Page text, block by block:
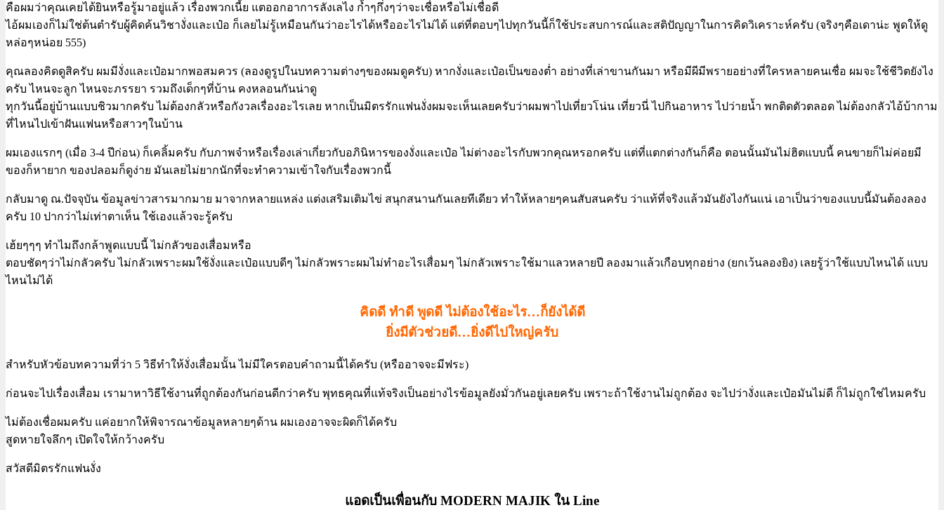
คือผมว่าคุณเคยได้ยินหรือรู้มาอยู่แล้ว เรื่องพวกเนี้ย แตออกอาการลังเลไง ก้ำๆกึ่งๆว่าจะเชื่อหรือไม่เชื่อดี
ไอ้ผมเองก็ไม่ใช่ต้นตำรับผู้คิดค้นวิชางั่งและเป๋อ ก็เลยไม่รู้เหมือนกันว่าอะไรได้หรืออะไรไม่ได้ แต่ที่ตอบๆไปทุกวันนี้ก็ใช้ประสบการณ์และสติปัญญาในการคิดวิเคราะห์ครับ (จริงๆคือเดาน่ะ พูดให้ดู
หล่อๆหน่อย 555)
คุณลองคิดดูสิครับ ผมมีงั่งและเป๋อมากพอสมควร (ลองดูรูปในบทความต่างๆของผมดูครับ) หากงั่งและเป๋อเป็นของต่ำ อย่างที่เล่าขานกันมา หรือมีผีมีพรายอย่างที่ใครหลายคนเชื่อ ผมจะใช้ชีวิตยังไง
ครับ ไหนจะลูก ไหนจะภรรยา รวมถึงเด็กๆที่บ้าน คงหลอนกันน่าดู
ทุกวันนี้อยู่บ้านแบบชิวมากครับ ไม่ต้องกลัวหรือกังวลเรื่องอะไรเลย หากเป็นมิตรรักแฟนงั่งผมจะเห็นเลยครับว่าผมพาไปเที่ยวโน่น เที่ยวนี่ ไปกินอาหาร ไปว่ายน้ำ พกติดตัวตลอด ไม่ต้องกลัวไอ้บ้ากาม
ที่ไหนไปเข้าฝันแฟนหรือสาวๆในบ้าน
ผมเองแรกๆ (เมื่อ 3-4 ปีก่อน) ก็เคลิ้มครับ กับภาพจำหรือเรื่องเล่าเกี่ยวกับอภินิหารของงั่งและเป๋อ ไม่ต่างอะไรกับพวกคุณหรอกครับ แต่ที่แตกต่างกันก็คือ ตอนนั้นมันไม่ฮิตแบบนี้ คนขายก็ไม่ค่อยมี
ของก็หายาก ของปลอมก็ดูง่าย มันเลยไม่ยากนักที่จะทำความเข้าใจกับเรื่องพวกนี้
กลับมาดู ณ.ปัจจุบัน ข้อมูลข่าวสารมากมาย มาจากหลายแหล่ง แต่งเสริมเติมไข่ สนุกสนานกันเลยทีเดียว ทำให้หลายๆคนสับสนครับ ว่าแท้ที่จริงแล้วมันยังไงกันแน่ เอาเป็นว่าของแบบนี้มันต้องลอง
ครับ 10 ปากว่าไม่เท่าตาเห็น ใช้เองแล้วจะรู้ครับ
เฮ้ยๆๆๆ ทำไมถึงกล้าพูดแบบนี้ ไม่กลัวของเสื่อมหรือ
ตอบชัดๆว่าไม่กลัวครับ ไม่กลัวเพราะผมใช้งั่งและเป๋อแบบดีๆ ไม่กลัวพราะผมไม่ทำอะไรเสื่อมๆ ไม่กลัวเพราะใช้มาแลวหลายปี ลองมาแล้วเกือบทุกอย่าง (ยกเว้นลองยิง) เลยรู้ว่าใช้แบบไหนได้ แบบ
ไหนไม่ได้
คิดดี ทำดี พูดดี ไม่ต้องใช้อะไร…ก็ยังได้ดี
ยิ่งมีตัวช่วยดี…ยิ่งดีไปใหญ่ครับ
สำหรับหัวข้อบทความที่ว่า 5 วิธีทำให้งั่งเสื่อมนั้น ไม่มีใครตอบคำถามนี้ได้ครับ (หรืออาจจะมีฟระ)
ก่อนจะไปเรื่องเสื่อม เรามาหาวิธีใช้งานที่ถูกต้องกันก่อนดีกว่าครับ พุทธคุณที่แท้จริงเป็นอย่างไรข้อมูลยังมั่วกันอยู่เลยครับ เพราะถ้าใช้งานไม่ถูกต้อง จะไปว่างั่งและเป๋อมันไม่ดี ก็ไม่ถูกใช่ไหมครับ
ไม่ต้องเชื่อผมครับ แค่อยากให้พิจารณาข้อมูลหลายๆด้าน ผมเองอาจจะผิดก็ได้ครับ
สูดหายใจลึกๆ เปิดใจให้กว้างครับ
สวัสดีมิตรรักแฟนงั่ง
แอดเป็นเพื่อนกับ MODERN MAJIK ใน Line